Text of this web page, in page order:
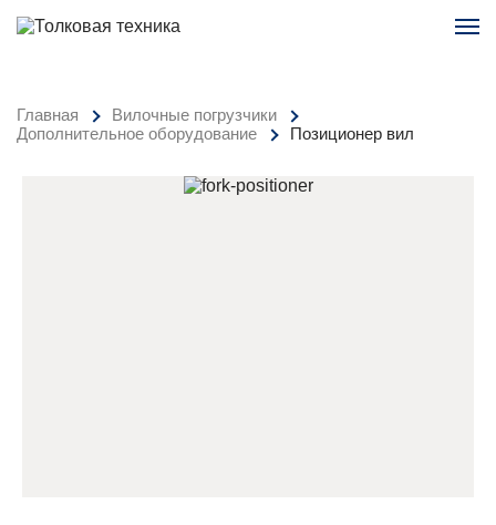
Главная
Вилочные погрузчики
Дополнительное оборудование
Позиционер вил